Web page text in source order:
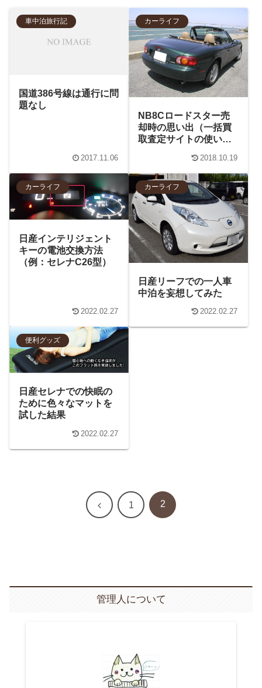
車中泊旅行記
国道386号線は通行に問
題なし
2017.11.06
カーライフ
NB8Cロードスター売
却時の思い出（一括買
取査定サイトの使い方
2018.10.19
カーライフ
日産インテリジェント
キーの電池交換方法
（例：セレナC26型）
2022.02.27
カーライフ
日産リーフでの一人車
中泊を妄想してみた
2022.02.27
便利グッズ
日産セレナでの快眠の
ために色々なマットを
試した結果
2022.02.27
前 1 2
管理人について